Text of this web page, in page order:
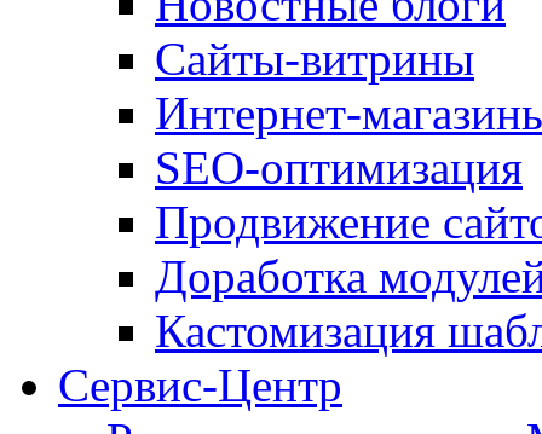
Сайты-витрины
Интернет-
SEO-оптимизация
Продвижение
Доработка
Кастомизация
Сервис-Центр